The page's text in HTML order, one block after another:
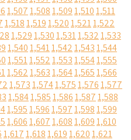
1,5071,5081,5091,5101,511
1,5181,5191,5201,5211,522
1,5291,5301,5311,5321,533
1,5401,5411,5421,5431,544
1,5511,5521,5531,5541,555
1,5621,5631,5641,5651,566
1,5731,5741,5751,5761,577
1,5841,5851,5861,5871,588
1,5951,5961,5971,5981,599
1,6061,6071,6081,6091,610
1,6171,6181,6191,6201,621